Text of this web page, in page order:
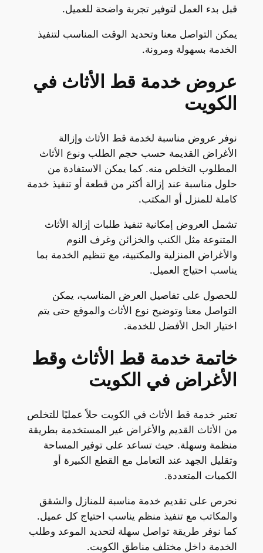
قبل بدء العمل لتوفير تجربة واضحة للعميل.
يمكن التواصل معنا وتحديد الوقت المناسب لتنفيذ
الخدمة بسهولة ومرونة.
عروض خدمة قط الأثاث في
الكويت
نوفر عروض مناسبة لخدمة قط الأثاث وإزالة
الأغراض القديمة حسب حجم الطلب ونوع الأثاث
المطلوب التخلص منه. كما يمكن الاستفادة من
حلول مناسبة عند إزالة أكثر من قطعة أو تنفيذ خدمة
كاملة للمنزل أو المكتب.
تشمل العروض إمكانية تنفيذ طلبات إزالة الأثاث
المتنوعة مثل الكنب والخزائن وغرف النوم
والأغراض المنزلية والمكتبية، مع تنظيم الخدمة بما
يناسب احتياج العميل.
للحصول على تفاصيل العرض المناسب، يمكن
التواصل معنا وتوضيح نوع الأثاث والموقع حتى يتم
اختيار الحل الأفضل للخدمة.
خاتمة خدمة قط الأثاث وقط
الأغراض في الكويت
تعتبر خدمة قط الأثاث في الكويت حلاً عمليًا للتخلص
من الأثاث القديم والأغراض غير المستخدمة بطريقة
منظمة وسهلة. حيث تساعد على توفير المساحة
وتقليل الجهد عند التعامل مع القطع الكبيرة أو
الكميات المتعددة.
نحرص على تقديم خدمة مناسبة للمنازل والشقق
والمكاتب مع تنفيذ منظم يناسب احتياج كل عميل.
كما نوفر طريقة تواصل سهلة لتحديد الموعد وطلب
الخدمة داخل مختلف مناطق الكويت.